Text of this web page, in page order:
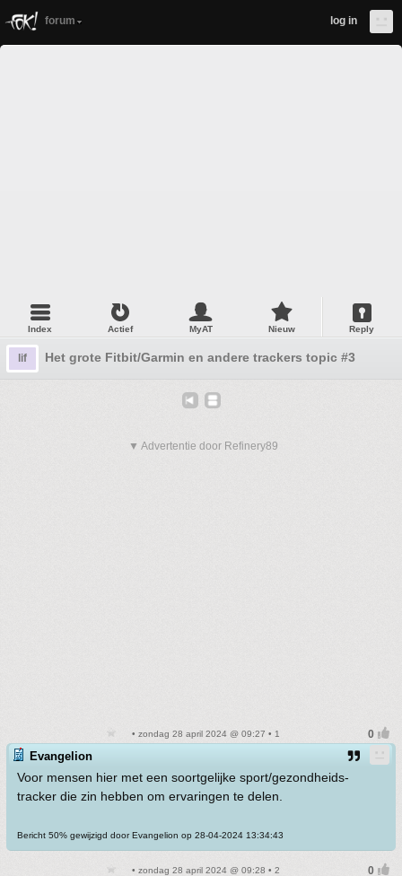
forum log in
Index Actief MyAT Nieuw Reply
lif Het grote Fitbit/Garmin en andere trackers topic #3
▼ Advertentie door Refinery89
• zondag 28 april 2024 @ 09:27 • 1
Evangelion
Voor mensen hier met een soortgelijke sport/gezondheids-
tracker die zin hebben om ervaringen te delen.
Bericht 50% gewijzigd door Evangelion op 28-04-2024 13:34:43
• zondag 28 april 2024 @ 09:28 • 2